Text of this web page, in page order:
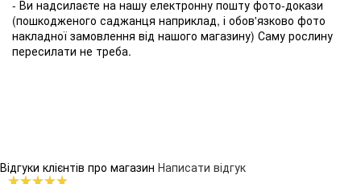
- Ви надсилаєте на нашу електронну пошту фото-докази
(пошкодженого саджанця наприклад, і обов'язково фото
накладної замовлення від нашого магазину) Саму рослину
пересилати не треба.
Відгуки клієнтів про магазин Написати відгук